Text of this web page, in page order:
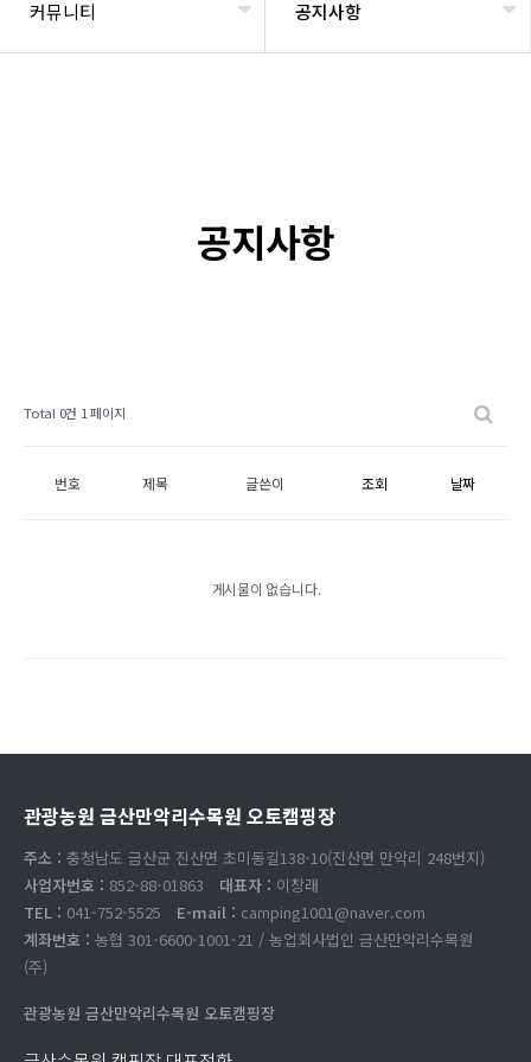
커뮤니티 공지사항
공지사항
Total 0건 1 페이지
번호 제목 글쓴이 조회 날짜
게시물이 없습니다.
관광농원 금산만악리수목원 오토캠핑장
주소 : 충청남도 금산군 진산면 초미동길138-10(진산면 만악리 248번지)
사업자번호 : 852-88-01863 대표자 : 이창래
TEL : 041-752-5525 E-mail : camping1001@naver.com
계좌번호 : 농협 301-6600-1001-21 / 농업회사법인 금산만악리수목원
(주)
관광농원 금산만악리수목원 오토캠핑장